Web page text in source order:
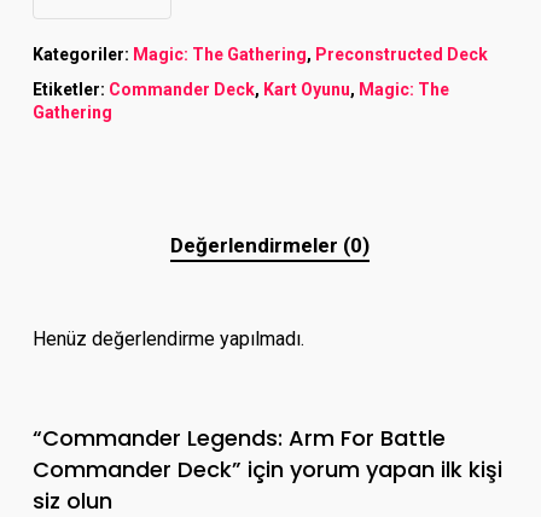
Kategoriler: Magic: The Gathering, Preconstructed Deck
Etiketler: Commander Deck, Kart Oyunu, Magic: The
Gathering
Değerlendirmeler (0)
Henüz değerlendirme yapılmadı.
“Commander Legends: Arm For Battle
Commander Deck” için yorum yapan ilk kişi
siz olun